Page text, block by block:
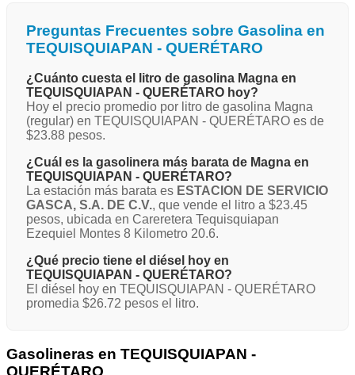
Preguntas Frecuentes sobre Gasolina en
TEQUISQUIAPAN - QUERÉTARO
¿Cuánto cuesta el litro de gasolina Magna en
TEQUISQUIAPAN - QUERÉTARO hoy?
Hoy el precio promedio por litro de gasolina Magna
(regular) en TEQUISQUIAPAN - QUERÉTARO es de
$23.88 pesos.
¿Cuál es la gasolinera más barata de Magna en
TEQUISQUIAPAN - QUERÉTARO?
La estación más barata es ESTACION DE SERVICIO
GASCA, S.A. DE C.V., que vende el litro a $23.45
pesos, ubicada en Careretera Tequisquiapan
Ezequiel Montes 8 Kilometro 20.6.
¿Qué precio tiene el diésel hoy en
TEQUISQUIAPAN - QUERÉTARO?
El diésel hoy en TEQUISQUIAPAN - QUERÉTARO
promedia $26.72 pesos el litro.
Gasolineras en TEQUISQUIAPAN -
QUERÉTARO